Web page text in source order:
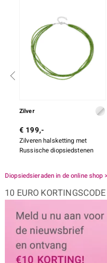
Zilver
€ 199,-
Zilveren halsketting met
Russische diopsiedstenen
Diopsiedsieraden in de online shop
10 EURO